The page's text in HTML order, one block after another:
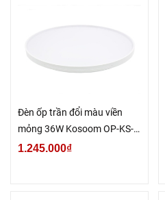
Đèn ốp trần đổi màu viền
mỏng 36W Kosoom OP-KS-
HPT-36-DM
1.245.000₫